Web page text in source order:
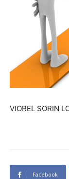
VIOREL SORIN
Facebook